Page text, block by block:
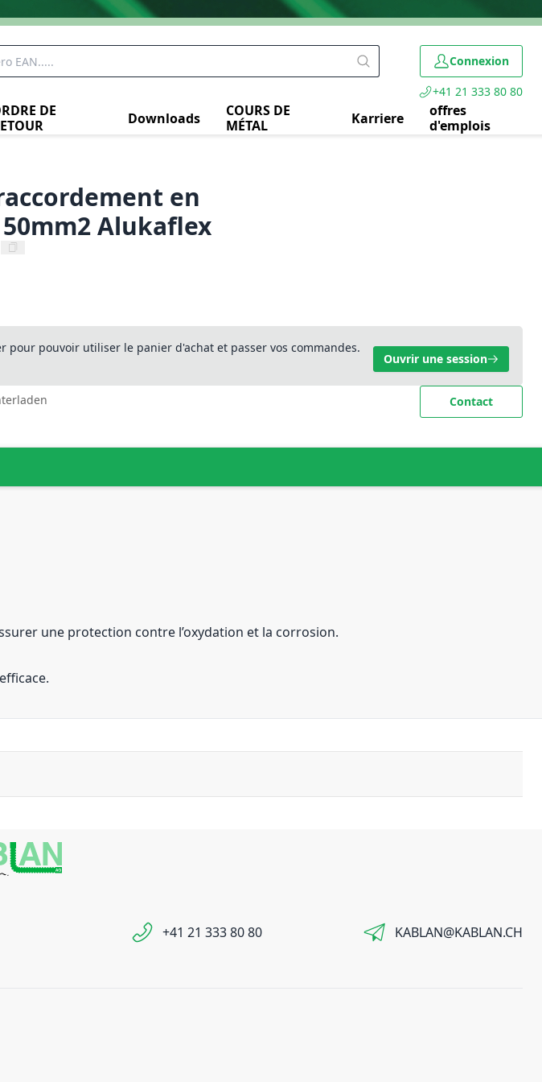
Connexion
+41 21 333 80 80
DE
Downloads
COURS DE
MÉTAL
Karriere
offres
d'emplois
en
Alukaflex
pour pouvoir utiliser le panier d'achat et passer vos commandes.
Ouvrir une session
Contact
une protection contre l’oxydation et la corrosion.
+41 21 333 80 80 KABLAN@KABLAN.CH